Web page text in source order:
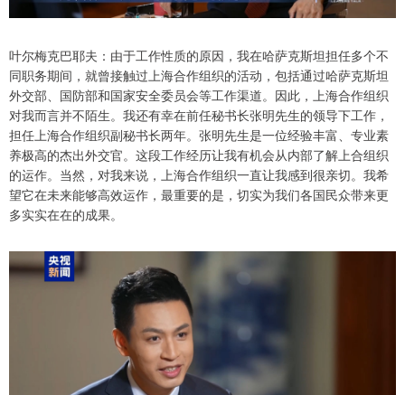
叶尔梅克巴耶夫：由于工作性质的原因，我在哈萨克斯坦担任多个不
同职务期间，就曾接触过上海合作组织的活动，包括通过哈萨克斯坦
外交部、国防部和国家安全委员会等工作渠道。因此，上海合作组织
对我而言并不陌生。我还有幸在前任秘书长张明先生的领导下工作，
担任上海合作组织副秘书长两年。张明先生是一位经验丰富、专业素
养极高的杰出外交官。这段工作经历让我有机会从内部了解上合组织
的运作。当然，对我来说，上海合作组织一直让我感到很亲切。我希
望它在未来能够高效运作，最重要的是，切实为我们各国民众带来更
多实实在在的成果。